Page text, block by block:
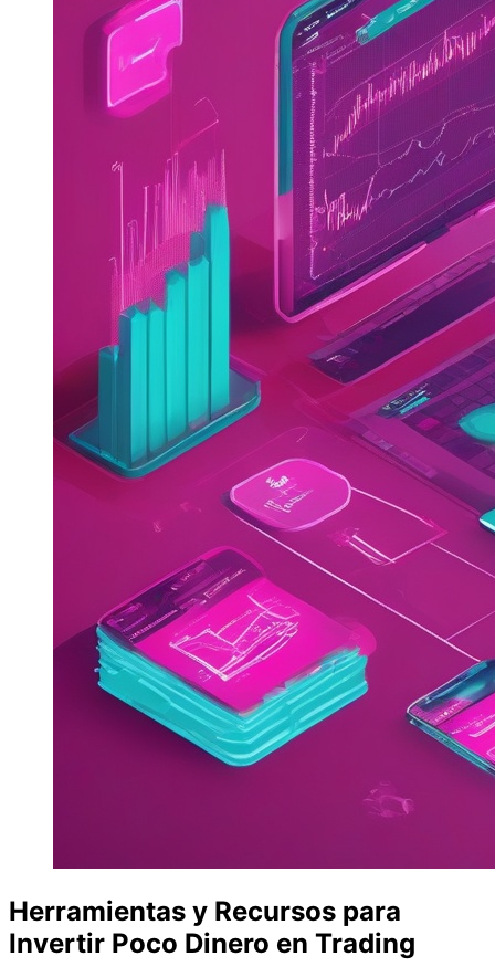
Herramientas y Recursos para
Invertir Poco Dinero en Trading